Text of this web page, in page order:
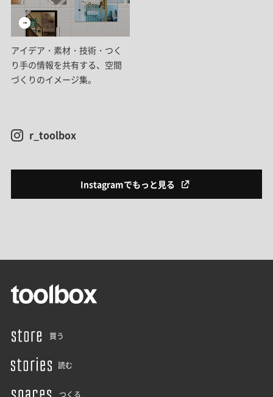
アイデア・素材・技術・つく
り手の情報を共有する、空間
づくりのイメージ集。
r_toolbox
Instagramでもっと見る
買う
読む
つくる